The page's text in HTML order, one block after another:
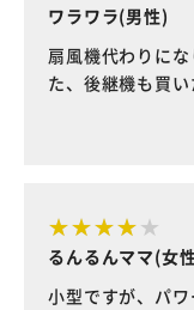
ワラワラ(男性)
扇風機代わりに
た、後継機も買い
るんるんママ(女
小型ですが、パ